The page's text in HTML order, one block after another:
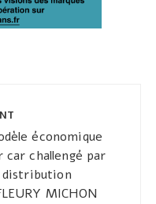
économique
car challengé par
distribution
MICHON